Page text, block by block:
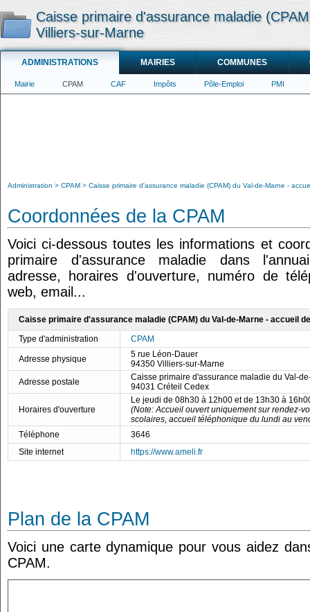
Caisse primaire d'assurance maladie
Villiers-sur-Marne
ADMINISTRATIONS MAIRIES COMMUNES
Mairie CPAM CAF Impôts Pôle-Emploi PMI
Administration CPAM Caisse primaire d'assurance maladie (CPAM) du Val-de-Marne -
Coordonnées de la CPAM
Voici ci-dessous toutes les informations et
primaire d'assurance maladie dans
adresse, horaires d'ouverture, numéro de
web, email...
Caisse primaire d'assurance maladie (CPAM) du Val-de-Marne - accueil
Type d'administration
CPAM
Adresse physique
5 rue Léon-Dauer
94350 Villiers-sur-Marne
Adresse postale
Caisse primaire d'assurance maladie du Val-
94031 Créteil Cedex
Horaires d'ouverture
Le jeudi de 08h30 à 12h00 et de 13h30 à
(Note: Accueil ouvert uniquement sur rendez-
scolaires, accueil téléphonique du lundi au
Téléphone
3646
Site internet
https://www.ameli.fr
Plan de la CPAM
Voici une carte dynamique pour vous aidez
CPAM.